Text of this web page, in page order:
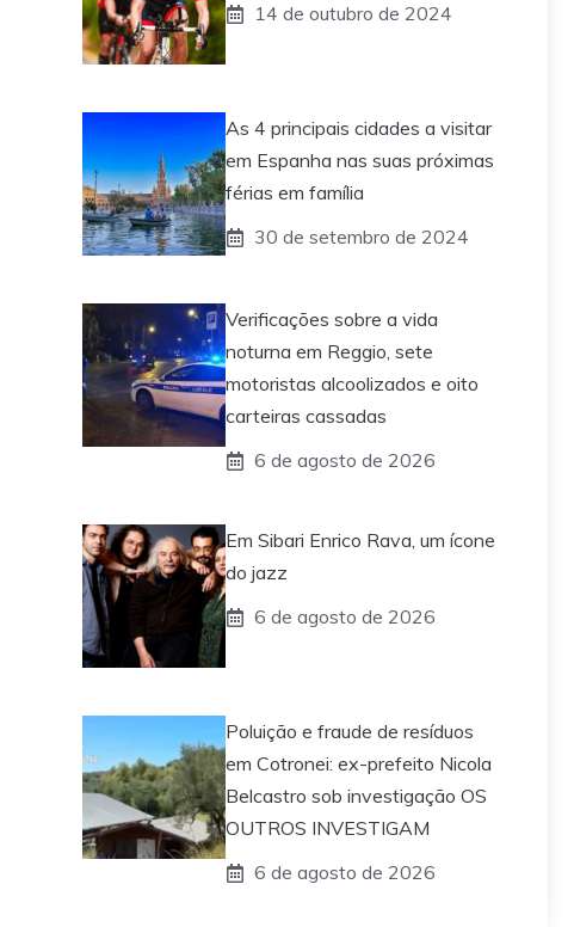
14 de outubro de 2024
As 4 principais cidades a visitar
em Espanha nas suas próximas
férias em família
30 de setembro de 2024
Verificações sobre a vida
noturna em Reggio, sete
motoristas alcoolizados e oito
carteiras cassadas
6 de agosto de 2026
Em Sibari Enrico Rava, um ícone
do jazz
6 de agosto de 2026
Poluição e fraude de resíduos
em Cotronei: ex-prefeito Nicola
Belcastro sob investigação OS
OUTROS INVESTIGAM
6 de agosto de 2026